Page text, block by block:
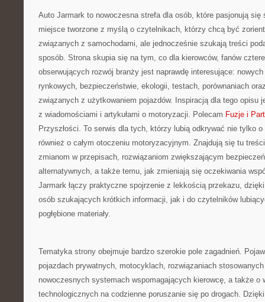
Auto Jarmark to nowoczesna strefa dla osób, które pasjonują się
miejsce tworzone z myślą o czytelnikach, którzy chcą być
związanych z samochodami, ale jednocześnie szukają treści
sposób. Strona skupia się na tym, co dla kierowców, fanów
obserwujących rozwój branży jest naprawdę interesujące:
rynkowych, bezpieczeństwie, ekologii, testach, porównaniach
związanych z użytkowaniem pojazdów. Inspiracją dla tego opisu
z wiadomościami i artykułami o motoryzacji. Polecam Fuzje i
Przyszłości. To serwis dla tych, którzy lubią odkrywać nie tylko
również o całym otoczeniu motoryzacyjnym. Znajdują się tu
zmianom w przepisach, rozwiązaniom zwiększającym
alternatywnych, a także temu, jak zmieniają się oczekiwania
Jarmark łączy praktyczne spojrzenie z lekkością przekazu,
osób szukających krótkich informacji, jak i do czytelników
pogłębione materiały.
Tematyka strony obejmuje bardzo szerokie pole zagadnień.
pojazdach prywatnych, motocyklach, rozwiązaniach
nowoczesnych systemach wspomagających kierowcę, a także o
technologicznych na codzienne poruszanie się po drogach.